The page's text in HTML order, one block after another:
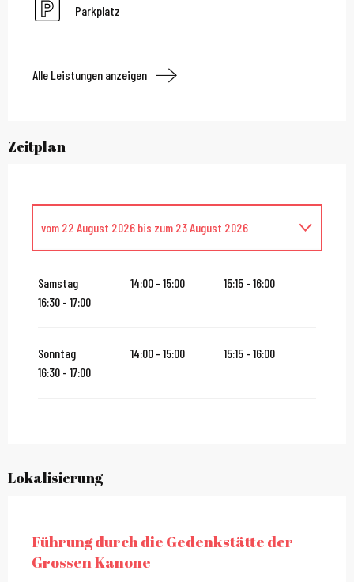
Parkplatz
Alle Leistungen anzeigen
Zeitplan
vom 22 August 2026 bis zum 23 August 2026
Samstag 14:00 - 15:00
15:15 - 16:00
16:30 - 17:00
Sonntag 14:00 - 15:00
15:15 - 16:00
16:30 - 17:00
Lokalisierung
Führung durch die Gedenkstätte der
Grossen Kanone